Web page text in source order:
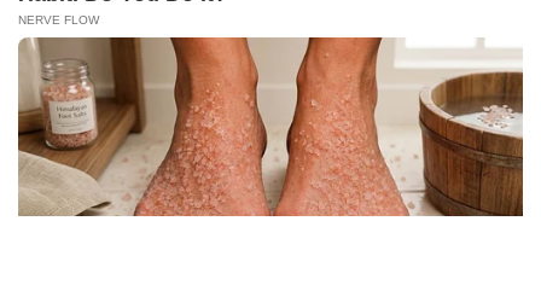
Follow Kabarbaru